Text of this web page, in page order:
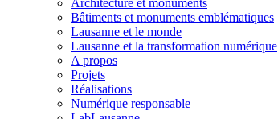
Bâtiments et monuments emblématiques
Lausanne et le monde
Lausanne et la transformation numérique
A propos
Projets
Réalisations
Numérique responsable